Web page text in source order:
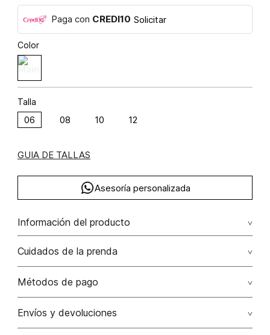
Paga con CREDI10 Solicitar
Color
Talla
06 08 10 12
GUIA DE TALLAS
Asesoría personalizada
Información del producto
Vestido con hotfix
Composición: POLIAMIDA 90% ELASTANO 10%
Cuidados de la prenda
No dejar en remojo /lavar por separado / no utilizar
No usar lejia
Métodos de pago
Tarjetas de crédito: Visa, Dinners, Master Card y American
Envíos y devoluciones